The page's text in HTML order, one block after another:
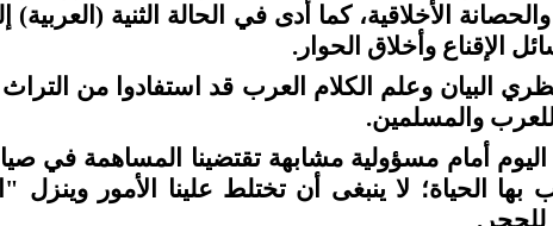
والحصانة الأخلاقية، كما أدى في الحالة الثنية
الإقناع وأخلاق الحوار.
البيان وعلم الكلام العرب قد استفادوا من
للعرب والمسلمين.
أمام مسؤولية مشابهة تقتضينا المساهمة
الحياة؛ لا ينبغى أن تختلط علينا الأمور
للحجر.